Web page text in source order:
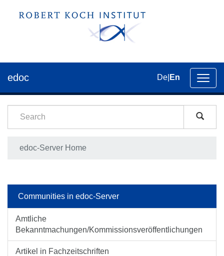
edoc De En
edoc-Server Home
Communities in edoc-Server
Amtliche
Bekanntmachungen/Kommissionsveröffentlichungen
Artikel in Fachzeitschriften